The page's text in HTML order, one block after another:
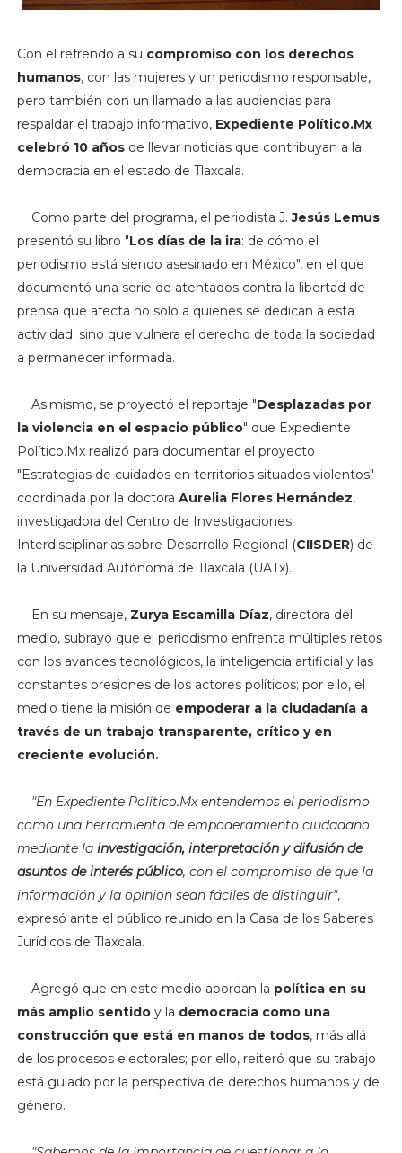
Con el refrendo a su compromiso con los derechos
humanos, con las mujeres y un periodismo responsable,
pero también con un llamado a las audiencias para
respaldar el trabajo informativo, Expediente Político.Mx
celebró 10 años de llevar noticias que contribuyan a la
democracia en el estado de Tlaxcala.
Como parte del programa, el periodista J. Jesús Lemus
presentó su libro "Los días de la ira: de cómo el
periodismo está siendo asesinado en México", en el que
documentó una serie de atentados contra la libertad de
prensa que afecta no solo a quienes se dedican a esta
actividad; sino que vulnera el derecho de toda la sociedad
a permanecer informada.
Asimismo, se proyectó el reportaje "Desplazadas por
la violencia en el espacio público" que Expediente
Político.Mx realizó para documentar el proyecto
"Estrategias de cuidados en territorios situados violentos"
coordinada por la doctora Aurelia Flores Hernández,
investigadora del Centro de Investigaciones
Interdisciplinarias sobre Desarrollo Regional (CIISDER) de
la Universidad Autónoma de Tlaxcala (UATx).
En su mensaje, Zurya Escamilla Díaz, directora del
medio, subrayó que el periodismo enfrenta múltiples retos
con los avances tecnológicos, la inteligencia artificial y las
constantes presiones de los actores políticos; por ello, el
medio tiene la misión de empoderar a la ciudadanía a
través de un trabajo transparente, crítico y en
creciente evolución.
"En Expediente Político.Mx entendemos el periodismo
como una herramienta de empoderamiento ciudadano
mediante lainvestigación, interpretación y difusión de
asuntos de interés público, con el compromiso de que la
información y la opinión sean fáciles de distinguir",
expresó ante el público reunido en la Casa de los Saberes
Jurídicos de Tlaxcala.
Agregó que en este medio abordan la política en su
más amplio sentido y la democracia como una
construcción que está en manos de todos, más allá
de los procesos electorales; por ello, reiteró que su trabajo
está guiado por la perspectiva de derechos humanos y de
género.